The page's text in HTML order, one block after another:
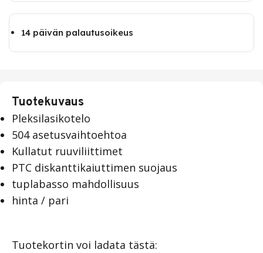
14 päivän palautusoikeus
Tuotekuvaus
Pleksilasikotelo
504 asetusvaihtoehtoa
Kullatut ruuviliittimet
PTC diskanttikaiuttimen suojaus
tuplabasso mahdollisuus
hinta / pari
Tuotekortin voi ladata tästä: